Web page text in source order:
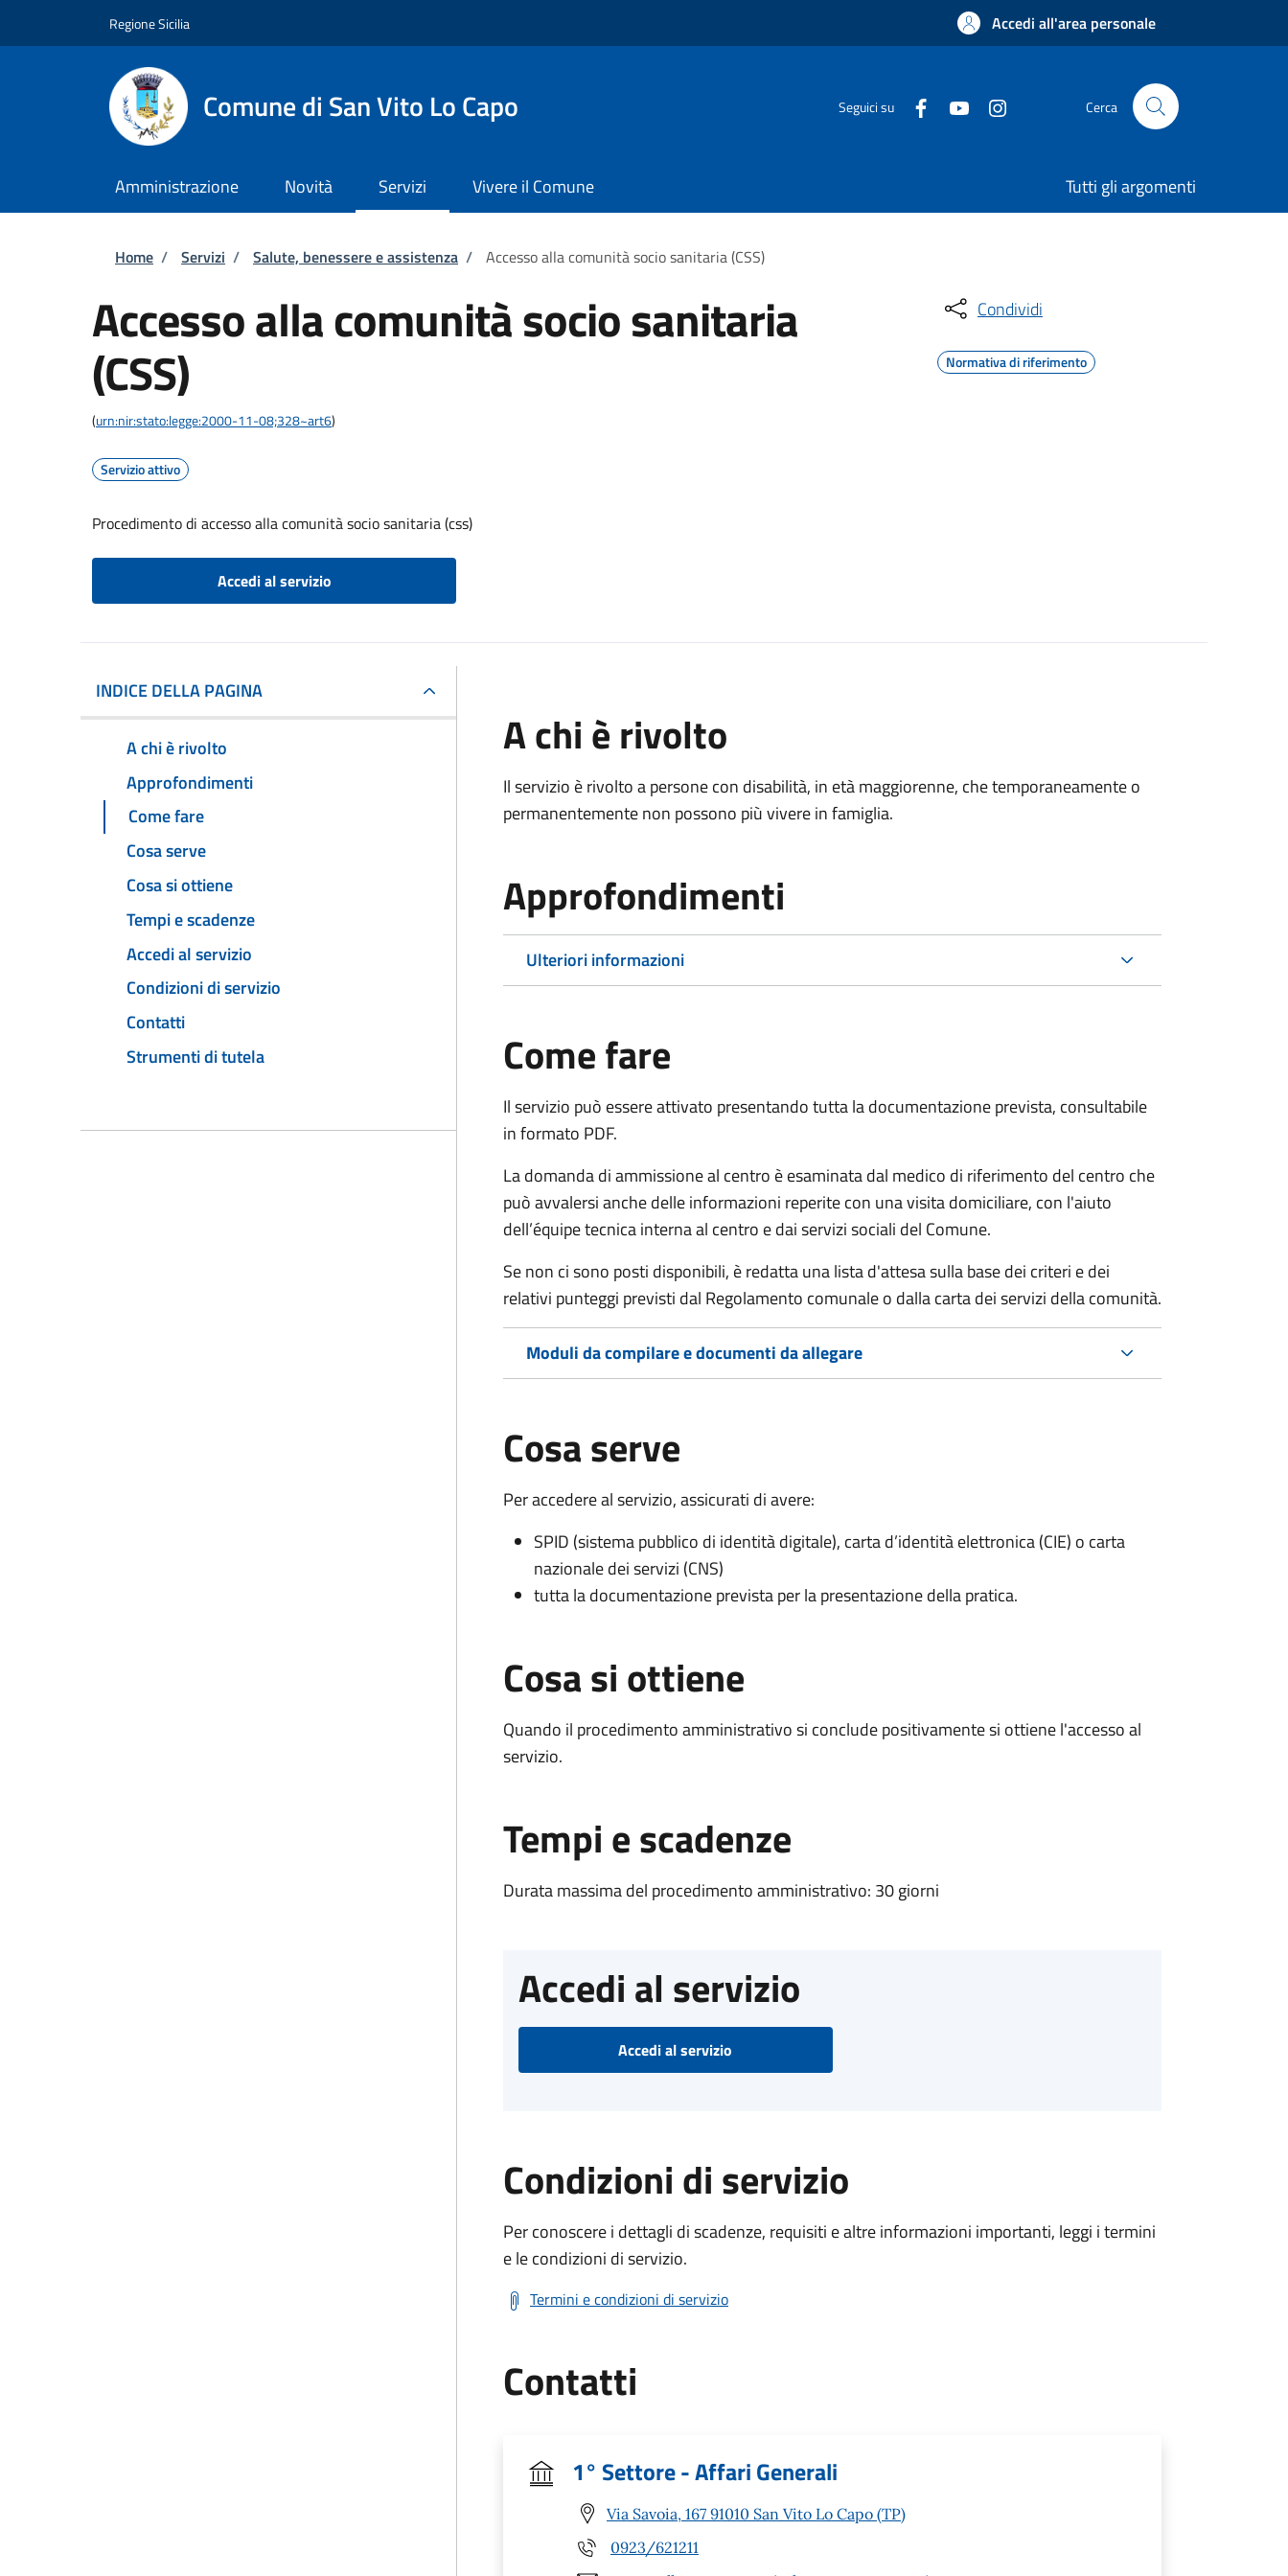
Regione Sicilia Accedi all'area personale
Comune di San Vito Lo Capo Seguici su Cerca
Amministrazione Novità Servizi Vivere il Comune Tutti gli argomenti
Briciole di pane
Home / Servizi / Salute, benessere e assistenza / Accesso alla comunità socio sanitaria (CSS)
Accesso alla comunità socio sanitaria
(CSS)
(urn:nir:stato:legge:2000-11-08;328~art6)
Servizio attivo
Procedimento di accesso alla comunità socio sanitaria (css)
Accedi al servizio
Condividi
Normativa di riferimento
INDICE DELLA PAGINA
A chi è rivolto
Approfondimenti
Come fare
Cosa serve
Cosa si ottiene
Tempi e scadenze
Accedi al servizio
Condizioni di servizio
Contatti
Strumenti di tutela
A chi è rivolto
Il servizio è rivolto a persone con disabilità, in età maggiorenne, che temporaneamente o
permanentemente non possono più vivere in famiglia.
Approfondimenti
Ulteriori informazioni
Come fare
Il servizio può essere attivato presentando tutta la documentazione prevista, consultabile
in formato PDF.
La domanda di ammissione al centro è esaminata dal medico di riferimento del centro che
può avvalersi anche delle informazioni reperite con una visita domiciliare, con l'aiuto
dell’équipe tecnica interna al centro e dai servizi sociali del Comune.
Se non ci sono posti disponibili, è redatta una lista d'attesa sulla base dei criteri e dei
relativi punteggi previsti dal Regolamento comunale o dalla carta dei servizi della comunità.
Moduli da compilare e documenti da allegare
Cosa serve
Per accedere al servizio, assicurati di avere:
SPID (sistema pubblico di identità digitale), carta d’identità elettronica (CIE) o carta
nazionale dei servizi (CNS)
tutta la documentazione prevista per la presentazione della pratica.
Cosa si ottiene
Quando il procedimento amministrativo si conclude positivamente si ottiene l'accesso al
servizio.
Tempi e scadenze
Durata massima del procedimento amministrativo: 30 giorni
Accedi al servizio
Accedi al servizio
Condizioni di servizio
Per conoscere i dettagli di scadenze, requisiti e altre informazioni importanti, leggi i termini
e le condizioni di servizio.
Termini e condizioni di servizio
Contatti
1° Settore - Affari Generali
Via Savoia, 167 91010 San Vito Lo Capo (TP)
0923/621211